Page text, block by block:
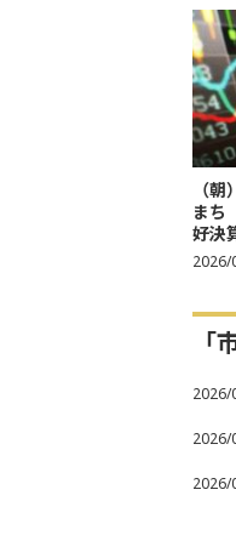
（
まち
好決
2026/
「
2026/
2026/
2026/